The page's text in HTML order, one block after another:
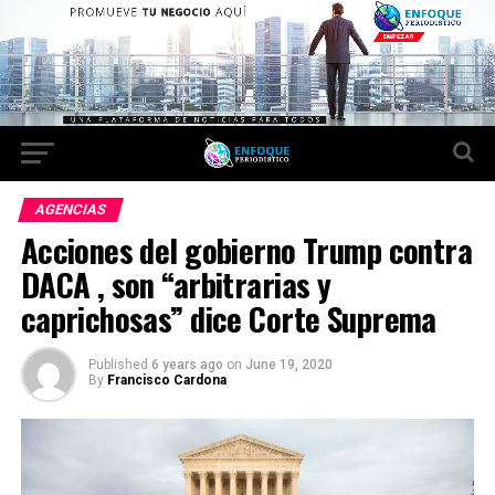
AGENCIAS
Acciones del gobierno Trump contra
DACA , son “arbitrarias y
caprichosas” dice Corte Suprema
Published 6 years ago on June 19, 2020
By Francisco Cardona